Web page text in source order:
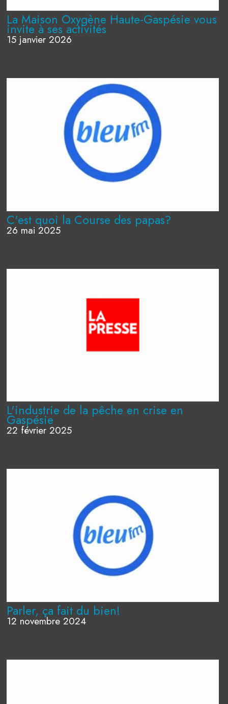
La Maison Oxygène Haute-Gaspésie vous
invite à ses activités
15 janvier 2026
C'est quoi la Course des papas?
26 mai 2025
L'industrie de la pêche en crise en
Gaspésie
22 février 2025
Parler, ça fait du bien!
12 novembre 2024